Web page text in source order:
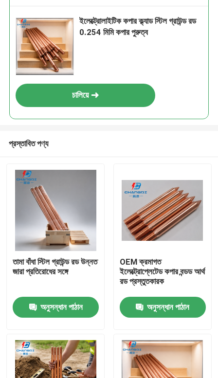
বাড়ি
পণ্য
ভিডিও
ইলেক্ট্রোলাইটিক কপার ক্ল্যাড স্টিল গ্রাউন্ড রড
0.254 মিমি কপার পুরুত্ব
চালিয়ে
প্রস্তাবিত পণ্য
তামা বাঁধা স্টিল গ্রাউন্ড রড উন্নত
জারা প্রতিরোধের সঙ্গে
অনুসন্ধান পাঠান
OEM ক্রমাগত
ইলেক্ট্রোপ্লেটেড কপার বন্ডড আর্থ
রড প্রস্তুতকারক
অনুসন্ধান পাঠান